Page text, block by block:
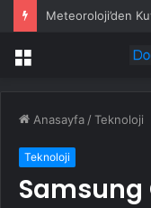
Meteoroloji’den
Menü
Anasayfa /Teknoloji
Teknoloji
Samsung